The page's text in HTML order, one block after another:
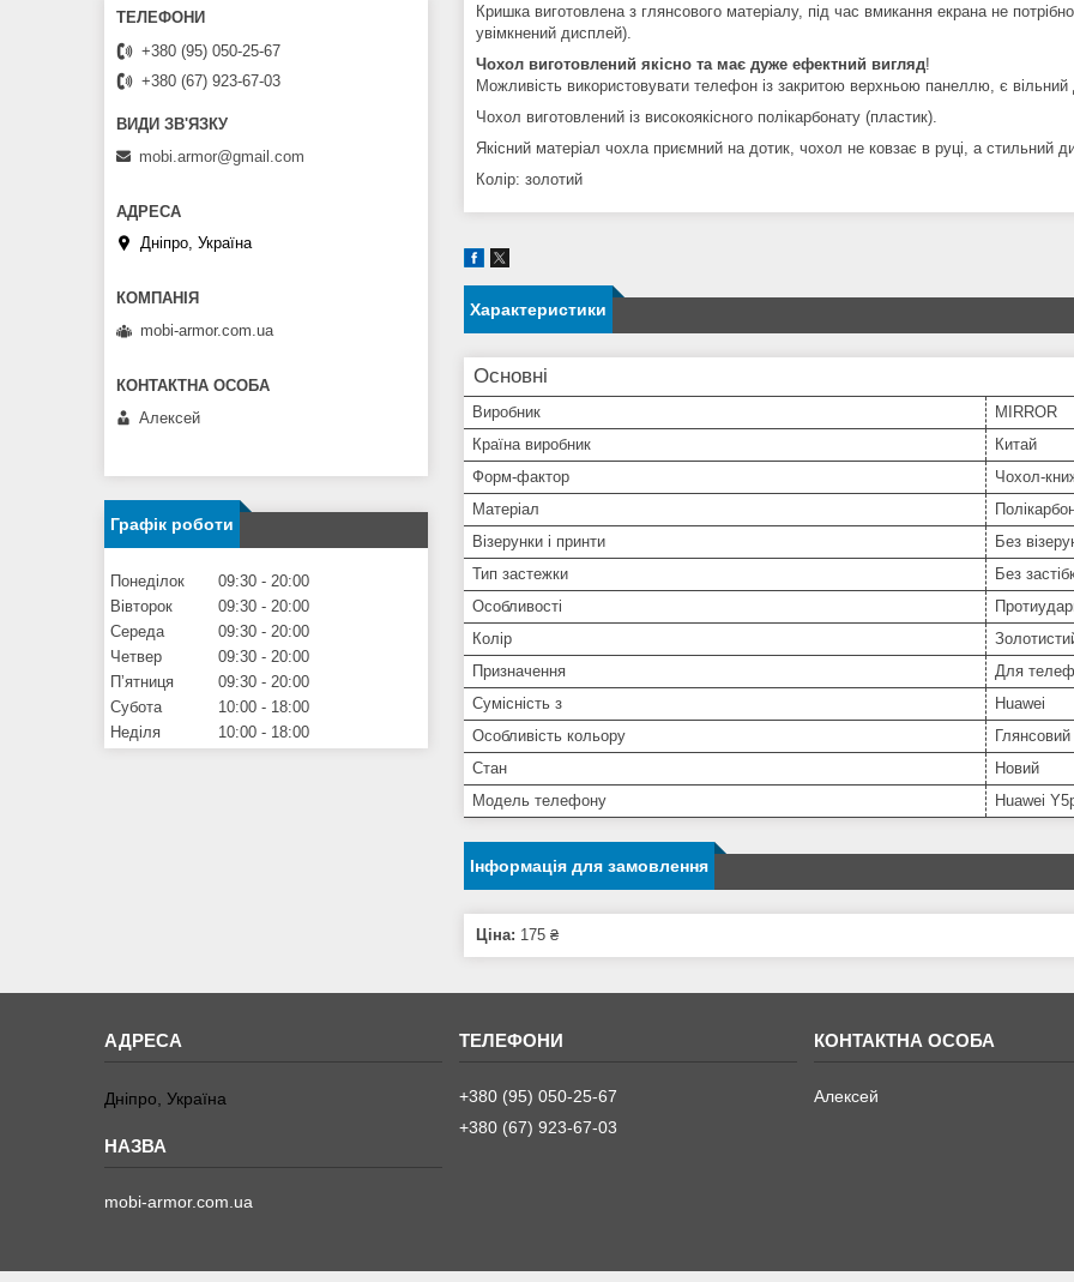
Кришка виготовлена з глянсового матеріалу, під час вмикання екрана не
увімкнений дисплей).
Чохол виготовлений якісно та має дуже ефектний вигляд!
Можливість використовувати телефон із закритою верхньою панеллю, є
Чохол виготовлений із високоякісного полікарбонату (пластик).
Якісний матеріал чохла приємний на дотик, чохол не ковзає в руці, а стильний
Колір: золотий
Характеристики
Основні
Виробник
MIRROR
Країна виробник
Китай
Форм-фактор
Чохол-
Матеріал
Візерунки і принти
Без
Тип застежки
Без
Особливості
Колір
Призначення
Для
Сумісність з
Huawei
Особливість кольору
Глянсовий
Стан
Новий
Модель телефону
Huawei
Інформація для замовлення
Ціна: 175 ₴
+380 (95) 050-25-67
+380 (67) 923-67-03
mobi.armor@gmail.com
Дніпро, Україна
mobi-armor.com.ua
Алексей
Графік роботи
Понеділок 09:30
20:00
Вівторок
09:30
20:00
Середа
09:30
20:00
Четвер
09:30
20:00
Пʼятниця
09:30
20:00
Субота
10:00
18:00
Неділя
10:00 18:00
Дніпро, Україна
mobi-armor.com.ua
+380 (95) 050-25-67
+380 (67) 923-67-03
Алексей